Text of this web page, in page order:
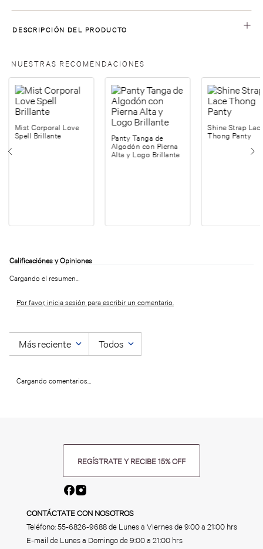
DESCRIPCIÓN DEL PRODUCTO
NUESTRAS RECOMENDACIONES
Mist Corporal Love
Spell Brillante
Panty Tanga de
Algodón con Pierna
Alta y Logo Brillante
Shine Strap
Thong Panty
Cargando el resumen…
Por favor, inicia sesión para escribir un comentario.
Más reciente Todos
Cargando comentarios…
REGÍSTRATE Y RECIBE 15% OFF
CONTÁCTATE CON NOSOTROS
Teléfono:55-6826-9688de Lunes a Viernes de 9:00 a 21:00 hrs
E-mail de Lunes a Domingo de 9:00 a 21:00 hrs